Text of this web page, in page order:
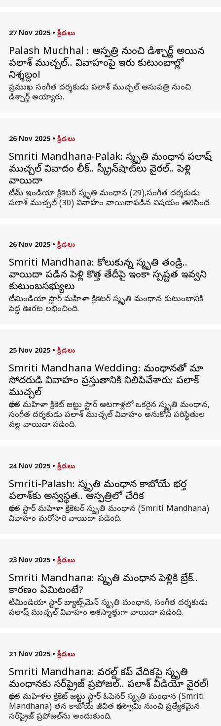
27 Nov 2025 • క్రీడలు
Palash Muchhal : ఆస్పత్రి నుంచి డిశ్చార్జ్ అయిన
పలాశ్ ముచ్చల్.. వివాహంపై ఇరు కుటుంబాల్లో
నిశ్శబ్దం!
ప్రముఖ సంగీత దర్శకుడు పలాశ్ ముచ్చల్ ఆసుపత్రి నుంచి
డిశ్చార్జ్ అయ్యారు.
26 Nov 2025 • క్రీడలు
Smriti Mandhana-Palak: స్మృతి మంధాన పలాష్
ముచ్చల్ వివాదం లీక్.. స్క్రీన్‌షాట్‌లు వైరల్‌.. పెళ్లి
వాయిదా
టీమ్ ఇండియా క్రికెటర్ స్మృతి మంధాన (29),సంగీత దర్శకుడు
పలాశ్ ముచ్చల్ (30) వివాహం వాయిదాపడిన విషయం తెలిసిందే.
26 Nov 2025 • క్రీడలు
Smriti Mandhana: కోలుకున్న స్మృతి తండ్రి..
వాయిదా పడిన పెళ్లి కొత్త తేదీపై ఇంకా స్పష్టత ఇవ్వని
కుటుంబసభ్యులు
టీమిండియా స్టార్ మహిళా క్రికెటర్ స్మృతి మంధాన కుటుంబానికి
పెద్ద ఊరట లభించింది.
25 Nov 2025 • క్రీడలు
Smriti Mandhana Wedding: మంధానతో మా
సోదరుడి వివాహం ప్రస్తుతానికి నిలిపివేశారు: పలాక్‌
ముచ్చల్‌
భారత మహిళా క్రికెట్‌ జట్టు స్టార్‌ ఆటగాళ్లలో ఒకరైన స్మృతి మంధాన,
సంగీత దర్శకుడు పలాశ్ ముచ్చల్ వివాహం అనుకోని పరిస్థితుల
వల్ల వాయిదా పడింది.
24 Nov 2025 • క్రీడలు
Smriti-Palash: స్మృతి మంధాన కాబోయే భర్త
పలాశ్‌కు అస్వస్థత.. ఆస్పత్రిలో చేరిక
భారత స్టార్ మహిళా క్రికెటర్ స్మృతి మంధాన (Smriti Mandhana)
వివాహం మరోసారి వాయిదా పడింది.
23 Nov 2025 • క్రీడలు
Smriti Mandhana: స్మృతి మంధాన పెళ్లికి బ్రేక్..
కారణం ఏమిటంటే?
టీమిండియా స్టార్ బ్యాట్స్‌మెన్ స్మృతి మంధాన, సంగీత దర్శకుడు
పలాష్ ముచ్చల్ వివాహం అకస్మాత్తుగా వాయిదా పడింది.
21 Nov 2025 • క్రీడలు
Smriti Mandhana: వరల్డ్‌ కప్‌ వేదికపై స్మృతి
మంధానకు సర్‌ప్రైజ్‌ ప్రపోజల్‌.. పలాశ్‌ వీడియో వైరల్‌!
భారత మహిళల క్రికెట్‌ జట్టు స్టార్‌ ఓపెనర్‌ స్మృతి మంధాన (Smriti
Mandhana) తన కాబోయే జీవిత భాగస్వామి నుంచి ప్రత్యేకమైన
సర్‌ప్రైజ్‌ ప్రపోజల్‌ను అందుకుంది.